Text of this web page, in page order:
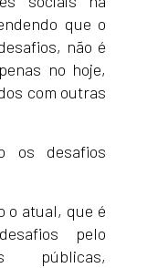
que o
não é
no hoje,
com outras
os desafios
o atual, que é
pelo
públicas,